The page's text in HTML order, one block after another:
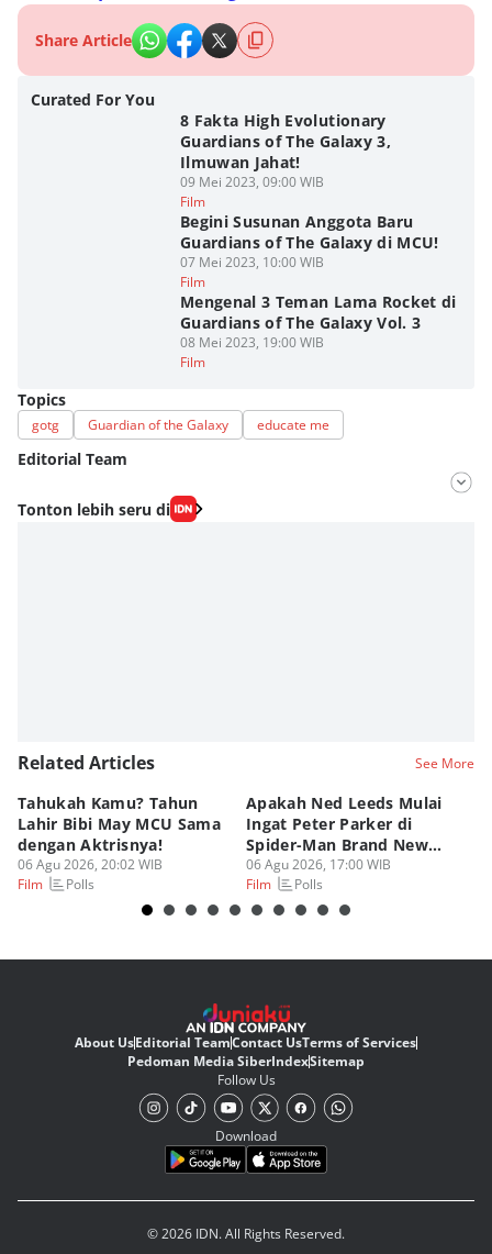
Share Article
Curated For You
8 Fakta High Evolutionary
Guardians of The Galaxy 3,
Ilmuwan Jahat!
09 Mei 2023, 09:00 WIB
Film
Begini Susunan Anggota Baru
Guardians of The Galaxy di MCU!
07 Mei 2023, 10:00 WIB
Film
Mengenal 3 Teman Lama Rocket di
Guardians of The Galaxy Vol. 3
08 Mei 2023, 19:00 WIB
Film
Topics
gotg Guardian of the Galaxy educate me
Editorial Team
Editor
Nadia Agatha Pramesthi
Tonton lebih seru di
Related Articles See More
Tahukah Kamu? Tahun
Lahir Bibi May MCU Sama
dengan Aktrisnya!
06 Agu 2026, 20:02 WIB
Film
Polls
Apakah Ned Leeds Mulai
Ingat Peter Parker di
Spider-Man Brand New
Day?
06 Agu 2026, 17:00 WIB
Film
Polls
About UsEditorial TeamContact UsTerms of Services
Pedoman Media SiberIndexSitemap
Follow Us
Download
© 2026 IDN. All Rights Reserved.